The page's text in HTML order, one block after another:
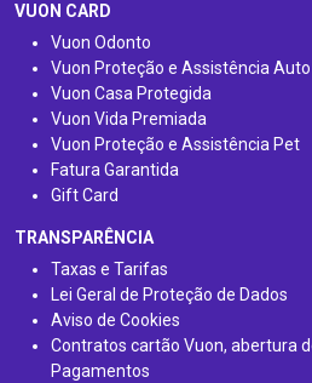
VUON CARD
Vuon Odonto
Vuon Proteção e Assistência
Vuon Casa Protegida
Vuon Vida Premiada
Vuon Proteção e Assistência Pet
Fatura Garantida
Gift Card
TRANSPARÊNCIA
Taxas e Tarifas
Lei Geral de Proteção de Dados
Aviso de Cookies
Contratos cartão Vuon, abertura
Pagamentos